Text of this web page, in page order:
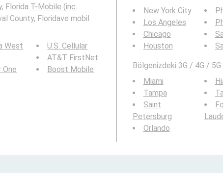
Florida T-Mobile (inc.
County, Floridave mobil
West
One
U.S. Cellular
AT&T FirstNet
Boost Mobile
New York City
Los Angeles
Chicago
Houston
Bölgenizdeki 3G / 4G / 5G
Miami
Tampa
Saint
Petersburg
Orlando